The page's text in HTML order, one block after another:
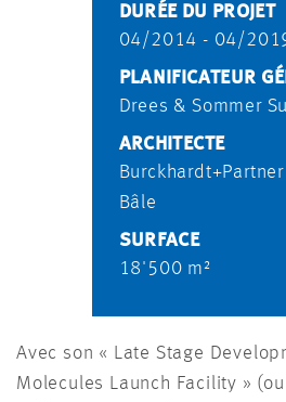
DURÉE DU PROJET
04/2014 - 04/
PLANIFICATEUR
Drees & Sommer
ARCHITECTE
Bâle
SURFACE
18'500 m²
Avec son « Late Stage
Molecules Launch Facility »